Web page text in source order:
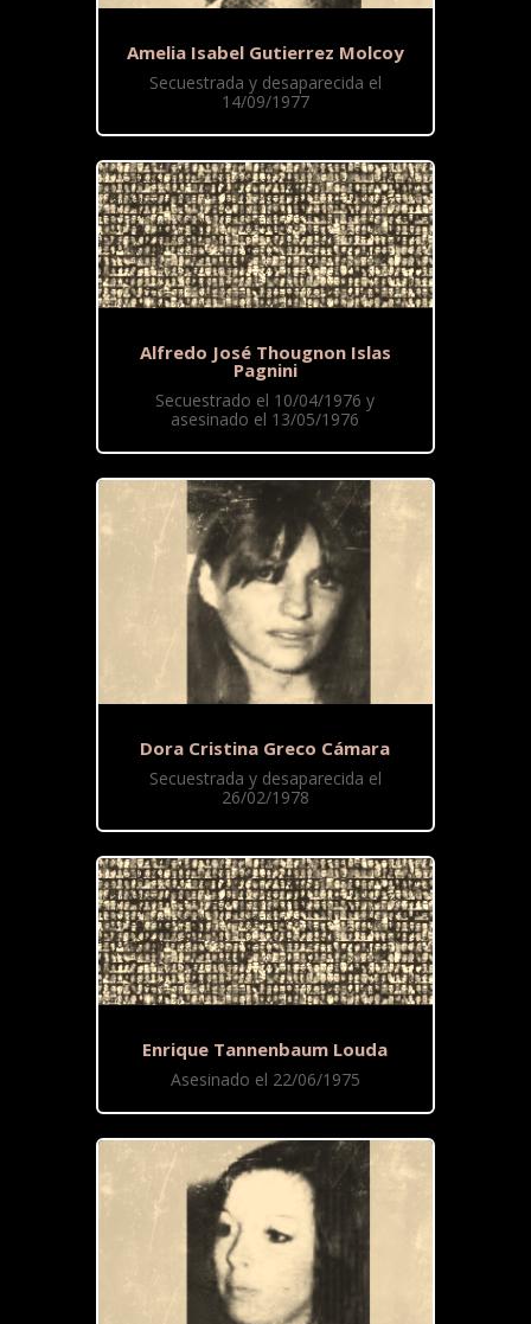
Amelia Isabel Gutierrez Molcoy
Secuestrada y desaparecida el
14/09/1977
Alfredo José Thougnon Islas
Pagnini
Secuestrado el 10/04/1976 y
asesinado el 13/05/1976
Dora Cristina Greco Cámara
Secuestrada y desaparecida el
26/02/1978
Enrique Tannenbaum Louda
Asesinado el 22/06/1975